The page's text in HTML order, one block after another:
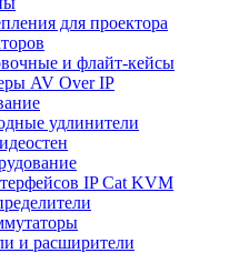
для проектора
и флайт-кейсы
AV Over IP
удлинители
IP Cat KVM
и расширители